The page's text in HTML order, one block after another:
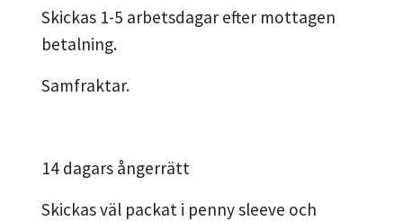
Skickas 1-5 arbetsdagar efter mottagen
betalning.
Samfraktar.
14 dagars ångerrätt
Skickas väl packat i penny sleeve och